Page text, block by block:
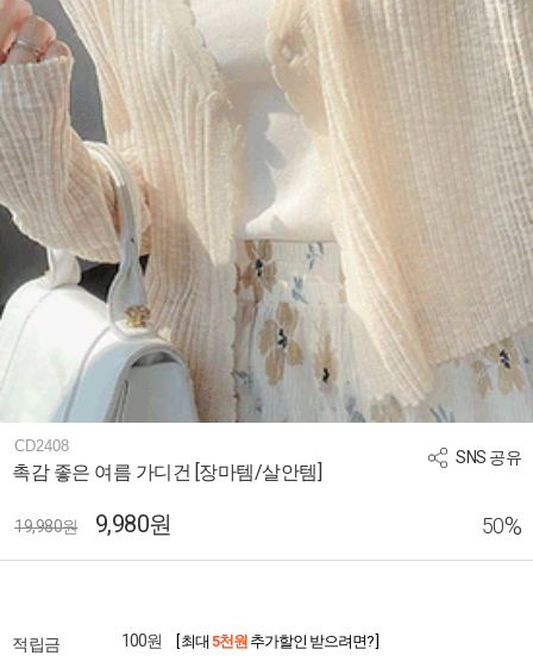
SNS 공유
CD2408
촉감 좋은 여름 가디건 [장마템/살안템]
19,980원 9,980원 50%
적립금 100원 [ 최대 5천원 추가할인 받으려면? ]